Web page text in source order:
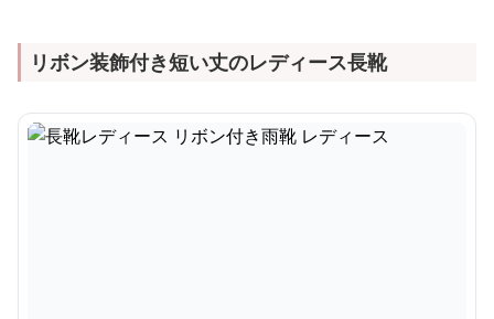
リボン装飾付き短い丈のレディース長靴